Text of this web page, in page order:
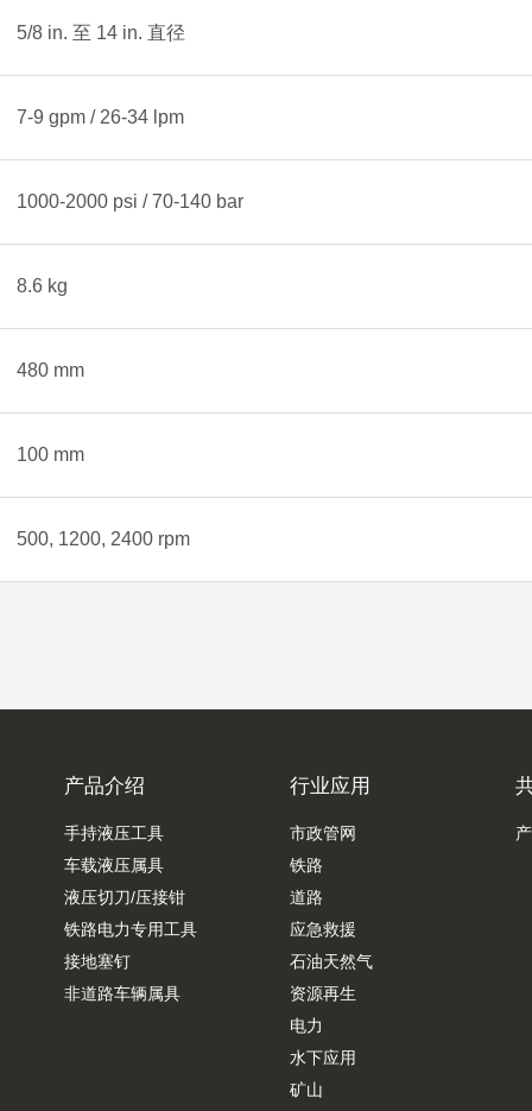
5/8 in. 至 14 in. 直径
7-9 gpm / 26-34 lpm
1000-2000 psi / 70-140 bar
8.6 kg
480 mm
100 mm
500, 1200, 2400 rpm
产品介绍
手持液压工具
车载液压属具
液压切刀/压接钳
铁路电力专用工具
接地塞钉
非道路车辆属具
行业应用
市政管网
铁路
道路
应急救援
石油天然气
资源再生
电力
水下应用
矿山